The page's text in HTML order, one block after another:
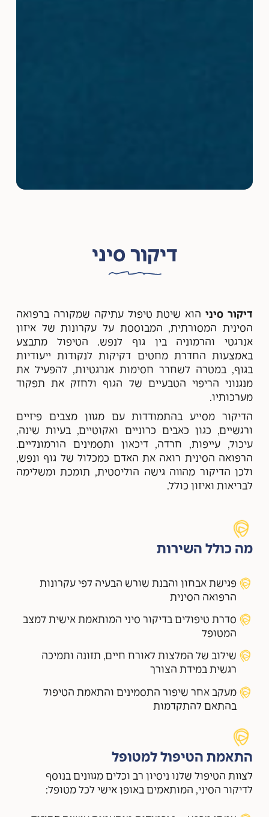
דיקור סיני
דיקור סיניהוא שיטת טיפול עתיקה שמקורה ברפואה
הסינית המסורתית, המבוססת על עקרונות של איזון
אנרגטי והרמוניה בין גוף לנפש. הטיפול מתבצע
באמצעות החדרת מחטים דקיקות לנקודות ייעודיות
בגוף, במטרה לשחרר חסימות אנרגטיות, להפעיל את
מנגנוני הריפוי הטבעיים של הגוף ולחזק את תפקוד
מערכותיו.
הדיקור מסייע בהתמודדות עם מגוון מצבים פיזיים
ורגשיים, כגון כאבים כרוניים ואקוטיים, בעיות שינה,
עיכול, עייפות, חרדה, דיכאון ותסמינים הורמונליים.
הרפואה הסינית רואה את האדם כמכלול של גוף ונפש,
ולכן הדיקור מהווה גישה הוליסטית, תומכת ומשלימה
לבריאות ואיזון כולל.
מה כולל השירות
פגישת אבחון והבנת שורש הבעיה לפי עקרונות
הרפואה הסינית
סדרת טיפולים בדיקור סיני המותאמת אישית למצב
המטופל
שילוב של המלצות לאורח חיים, תזונה ותמיכה
רגשית במידת הצורך
מעקב אחר שיפור התסמינים והתאמת הטיפול
בהתאם להתקדמות
התאמת הטיפול למטופל
לצוות הטיפול שלנו ניסיון רב וכלים מגוונים בנוסף
לדיקור הסיני, המותאמים באופן אישי לכל מטופל: